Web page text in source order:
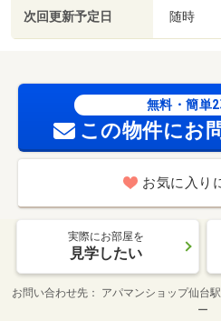
次回更新予定日 随時
無料・簡単2
この物件にお
お気に入り
実際にお部屋を
見学したい
お問い合わせ先
アパマンショップ仙台
ー